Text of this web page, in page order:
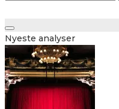
Toggle
navigation
Nyeste analyser